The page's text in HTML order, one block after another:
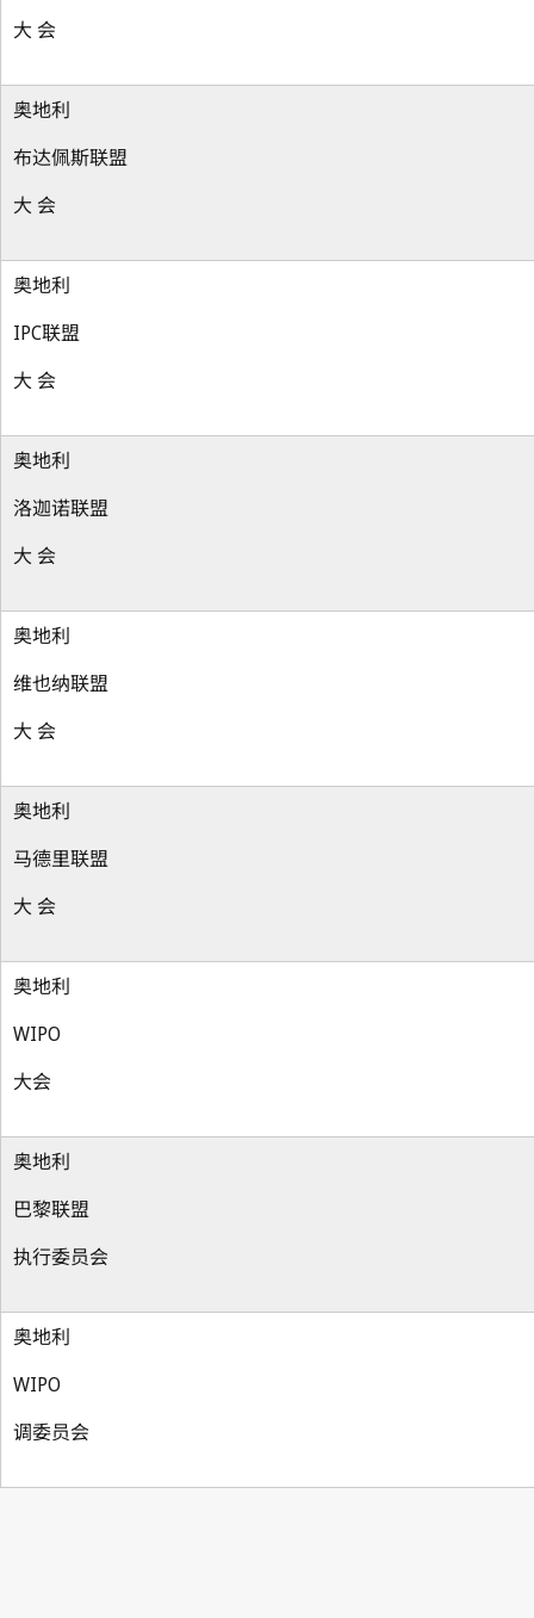
大 会
奥地利
布达佩斯联盟
大 会
奥地利
IPC联盟
大 会
奥地利
洛迦诺联盟
大 会
奥地利
维也纳联盟
大 会
奥地利
马德里联盟
大 会
奥地利
WIPO
大会
奥地利
巴黎联盟
执行委员会
奥地利
WIPO
调委员会